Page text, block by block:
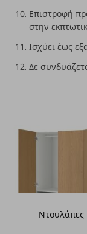
Επιστροφή
στην
Ισχύει έως
Δε
Ντουλάπες